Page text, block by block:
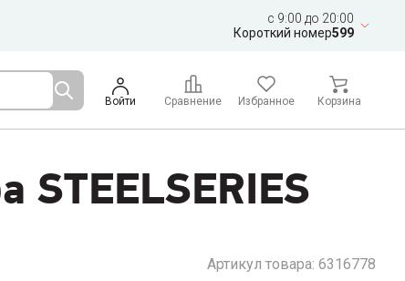
c 9:00 до 20:00
Короткий номер599
Войти Сравнение Избранное Корзина
STEELSERIES
Артикул товара: 6316778